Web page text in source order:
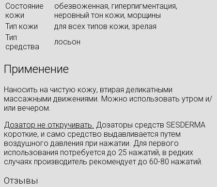
Состояние
кожи
обезвоженная, гиперпигментация,
неровный тон кожи, морщины
Тип кожи
для всех типов кожи, зрелая
Тип
средства
лосьон
Применение
Наносить на чистую кожу, втирая деликатными
массажными движениями. Можно использовать утром и/
или вечером.
Дозатор не откручивать. Дозаторы средств SESDERMA
короткие, и само средство выдавливается путем
воздушного давления при нажатии. Для первого
использования потребуется до 25 нажатий, в редких
случаях производитель рекомендует до 60-80 нажатий.
Отзывы